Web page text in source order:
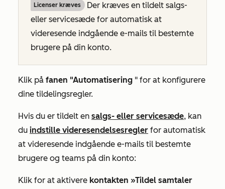
Licenser kræves
Der kræves en tildelt salgs-
eller servicesæde for automatisk at
videresende indgående e-mails til bestemte
brugere på din konto.
Klik på fanen "Automatisering " for at konfigurere
dine tildelingsregler.
Hvis du er tildelt en salgs- eller servicesæde, kan
du indstille videresendelsesregler for automatisk
at videresende indgående e-mails til bestemte
brugere og teams på din konto:
Klik for at aktivere kontakten »Tildel samtaler